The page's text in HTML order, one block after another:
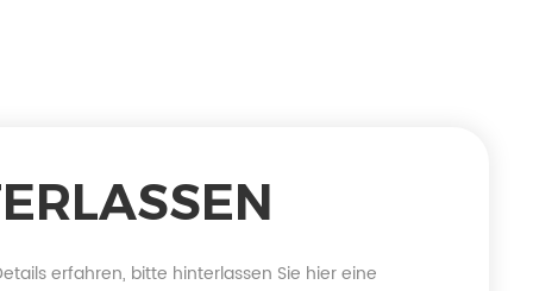
erfahren, bitte hinterlassen Sie hier eine